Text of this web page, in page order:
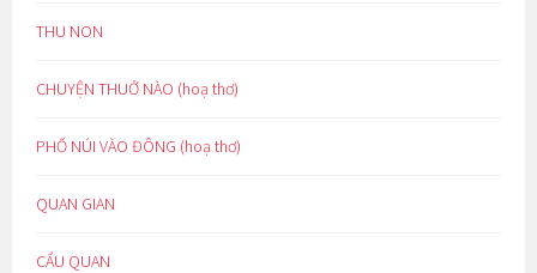
THU NON
CHUYỆN THUỞ NÀO (hoạ thơ)
PHỐ NÚI VÀO ĐÔNG (hoạ thơ)
QUAN GIAN
CẨU QUAN